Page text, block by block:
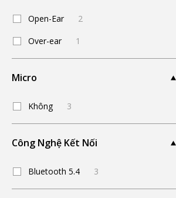
Open-Ear
2
Over-ear
1
Micro
Không 3
Công Nghệ Kết Nối
Bluetooth 5.4 3